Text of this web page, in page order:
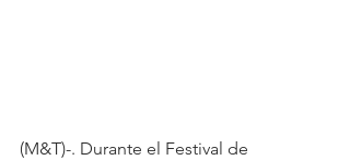
(M&T)-. Durante el Festival de